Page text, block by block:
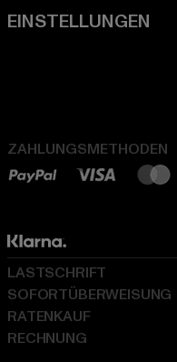
ZAHLUNGSMETHODEN
LASTSCHRIFT
SOFORTÜBERWEISUNG
RATENKAUF
RECHNUNG